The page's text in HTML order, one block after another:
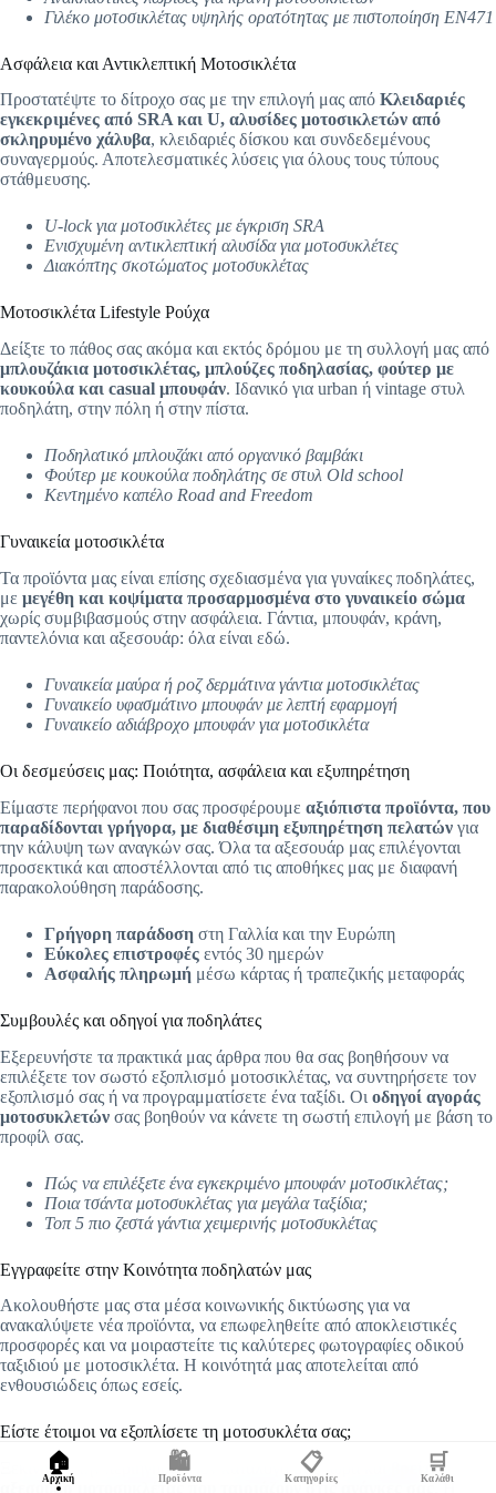
Γιλέκο μοτοσικλέτας υψηλής ορατότητας με πιστοποίηση EN471
Ασφάλεια και Αντικλεπτική Μοτοσικλέτα
Προστατέψτε το δίτροχο σας με την επιλογή μας από Κλειδαριές
εγκεκριμένες από SRA και U, αλυσίδες μοτοσικλετών από
σκληρυμένο χάλυβα, κλειδαριές δίσκου και συνδεδεμένους
συναγερμούς. Αποτελεσματικές λύσεις για όλους τους τύπους
στάθμευσης.
U-lock για μοτοσικλέτες με έγκριση SRA
Ενισχυμένη αντικλεπτική αλυσίδα για μοτοσυκλέτες
Διακόπτης σκοτώματος μοτοσυκλέτας
Μοτοσικλέτα Lifestyle Ρούχα
Δείξτε το πάθος σας ακόμα και εκτός δρόμου με τη συλλογή μας από
μπλουζάκια μοτοσικλέτας, μπλούζες ποδηλασίας, φούτερ με
κουκούλα και casual μπουφάν. Ιδανικό για urban ή vintage στυλ
ποδηλάτη, στην πόλη ή στην πίστα.
Ποδηλατικό μπλουζάκι από οργανικό βαμβάκι
Φούτερ με κουκούλα ποδηλάτης σε στυλ Old school
Κεντημένο καπέλο Road and Freedom
Γυναικεία μοτοσικλέτα
Τα προϊόντα μας είναι επίσης σχεδιασμένα για γυναίκες ποδηλάτες,
με μεγέθη και κοψίματα προσαρμοσμένα στο γυναικείο σώμα
χωρίς συμβιβασμούς στην ασφάλεια. Γάντια, μπουφάν, κράνη,
παντελόνια και αξεσουάρ: όλα είναι εδώ.
Γυναικεία μαύρα ή ροζ δερμάτινα γάντια μοτοσικλέτας
Γυναικείο υφασμάτινο μπουφάν με λεπτή εφαρμογή
Γυναικείο αδιάβροχο μπουφάν για μοτοσικλέτα
Οι δεσμεύσεις μας: Ποιότητα, ασφάλεια και εξυπηρέτηση
Είμαστε περήφανοι που σας προσφέρουμε αξιόπιστα προϊόντα, που
παραδίδονται γρήγορα, με διαθέσιμη εξυπηρέτηση πελατών για
την κάλυψη των αναγκών σας. Όλα τα αξεσουάρ μας επιλέγονται
προσεκτικά και αποστέλλονται από τις αποθήκες μας με διαφανή
παρακολούθηση παράδοσης.
Γρήγορη παράδοση στη Γαλλία και την Ευρώπη
Εύκολες επιστροφές εντός 30 ημερών
Ασφαλής πληρωμή μέσω κάρτας ή τραπεζικής μεταφοράς
Συμβουλές και οδηγοί για ποδηλάτες
Εξερευνήστε τα πρακτικά μας άρθρα που θα σας βοηθήσουν να
επιλέξετε τον σωστό εξοπλισμό μοτοσικλέτας, να συντηρήσετε τον
εξοπλισμό σας ή να προγραμματίσετε ένα ταξίδι. Οι οδηγοί αγοράς
μοτοσυκλετών σας βοηθούν να κάνετε τη σωστή επιλογή με βάση το
προφίλ σας.
Πώς να επιλέξετε ένα εγκεκριμένο μπουφάν μοτοσικλέτας;
Ποια τσάντα μοτοσυκλέτας για μεγάλα ταξίδια;
Τοπ 5 πιο ζεστά γάντια χειμερινής μοτοσυκλέτας
Εγγραφείτε στην Κοινότητα ποδηλατών μας
Ακολουθήστε μας στα μέσα κοινωνικής δικτύωσης για να
ανακαλύψετε νέα προϊόντα, να επωφεληθείτε από αποκλειστικές
προσφορές και να μοιραστείτε τις καλύτερες φωτογραφίες οδικού
ταξιδιού με μοτοσικλέτα. Η κοινότητά μας αποτελείται από
ενθουσιώδεις όπως εσείς.
Είστε έτοιμοι να εξοπλίσετε τη μοτοσυκλέτα σας;
Ξεκινήστε την περιήγηση στον κατάλογό μας τώρα και
βρείτε τα
αξεσουάρ μοτοσυκλέτας που ταιριάζουν στις ανάγκες σας. Η
🏠
Αρχική
🛍️
Προϊόντα
📋
Κατηγορίες
🛒
Καλάθι